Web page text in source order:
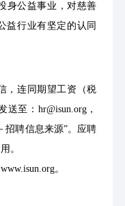
身公益事业，对慈善
益行业有坚定的认同
，连同期望工资（税
至：hr@isun.org，
招聘信息来源”。应聘
。
。